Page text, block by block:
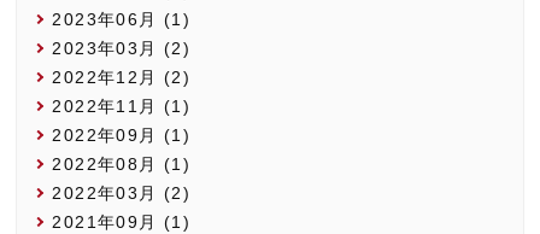
2023年06月 (1)
2023年03月 (2)
2022年12月 (2)
2022年11月 (1)
2022年09月 (1)
2022年08月 (1)
2022年03月 (2)
2021年09月 (1)